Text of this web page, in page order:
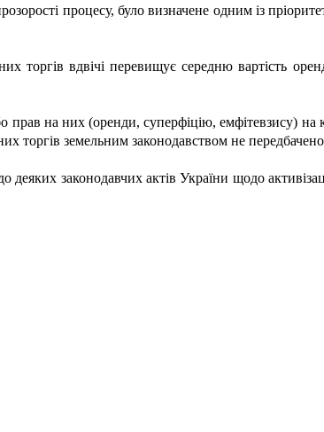
процесу, було визначене одним із
торгів вдвічі перевищує середню вартість
прав на них (оренди, суперфіцію, емфітевзису)
торгів земельним законодавством не
законодавчих актів України щодо